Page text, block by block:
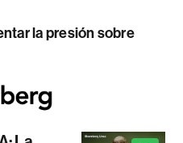
la presión sobre